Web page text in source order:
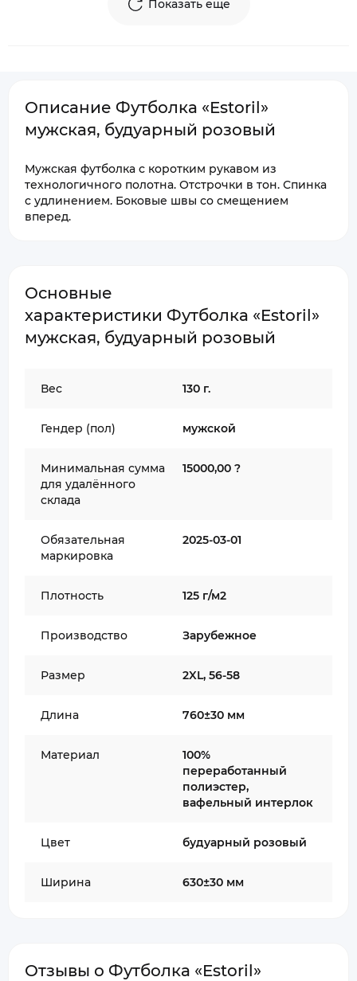
Показать еще
Описание Футболка «Estoril»
мужская, будуарный розовый
Мужская футболка с коротким рукавом из
технологичного полотна. Отстрочки в тон. Спинка
с удлинением. Боковые швы со смещением
вперед.
Основные
характеристики Футболка «Estoril»
мужская, будуарный розовый
Вес 130 г.
Гендер (пол) мужской
Минимальная сумма
для удалённого
склада
15000,00 ?
Обязательная
маркировка
2025-03-01
Плотность 125 г/м2
Производство Зарубежное
Размер 2XL, 56-58
Длина 760±30 мм
Материал
100%
переработанный
полиэстер,
вафельный интерлок
Цвет будуарный розовый
Ширина 630±30 мм
Отзывы о Футболка «Estoril»